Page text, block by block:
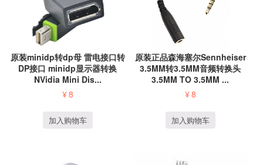
原装minidp转dp母 雷电接口转
DP接口 minidp显示器转换
NVidia Mini Dis...
¥8
加入购物车
原装正品森海塞尔Sennheiser
3.5MM转3.5MM音频转换头
3.5MM TO 3.5MM ...
¥8
加入购物车